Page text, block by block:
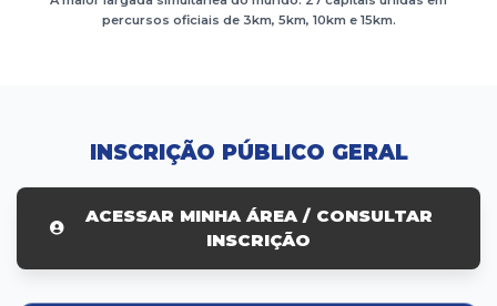
percursos oficiais de 3km, 5km, 10km e 15km.
INSCRIÇÃO PÚBLICO GERAL
ACESSAR MINHA ÁREA / CONSULTAR
INSCRIÇÃO